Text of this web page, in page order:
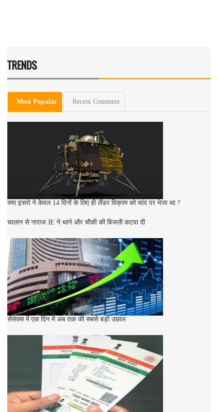
TRENDS
Most Popular Recent Comment
क्या इसरो ने केवल 14 दिनों के लिए ही लैंडर विक्रम को चांद पर भेजा था ?
चालान से नाराज JE ने थाने और चौकी की बिजली कटवा दी
सेंसेक्स में एक दिन में अब तक की सबसे बड़ी उछाल